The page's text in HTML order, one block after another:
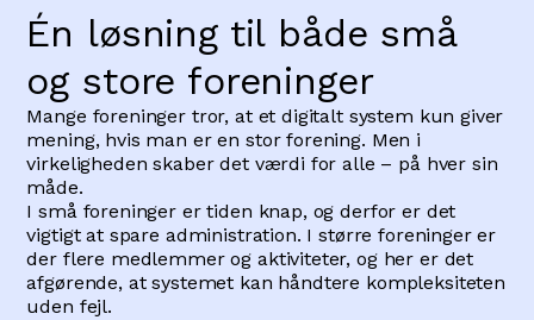
Én løsning til både små
og store foreninger
Mange foreninger tror, at et digitalt system kun giver
mening, hvis man er en stor forening. Men i
virkeligheden skaber det værdi for alle – på hver sin
måde.
I små foreninger er tiden knap, og derfor er det
vigtigt at spare administration. I større foreninger er
der flere medlemmer og aktiviteter, og her er det
afgørende, at systemet kan håndtere kompleksiteten
uden fejl.